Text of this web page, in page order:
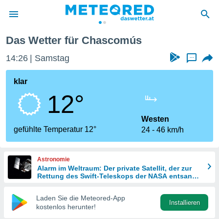
wurde
dass
sind.
diese
Das Wetter für Chascomús
14:26 Samstag ...
klar
12°
gefühlte Temperatur 12°
Westen
24
46 km/h
Astronomie
Alarm im Weltraum: Der private Satellit, der zur
Rettung des Swift-Teleskops der NASA entsandt
Laden Sie die Meteored-App
kostenlos herunter!
Installieren